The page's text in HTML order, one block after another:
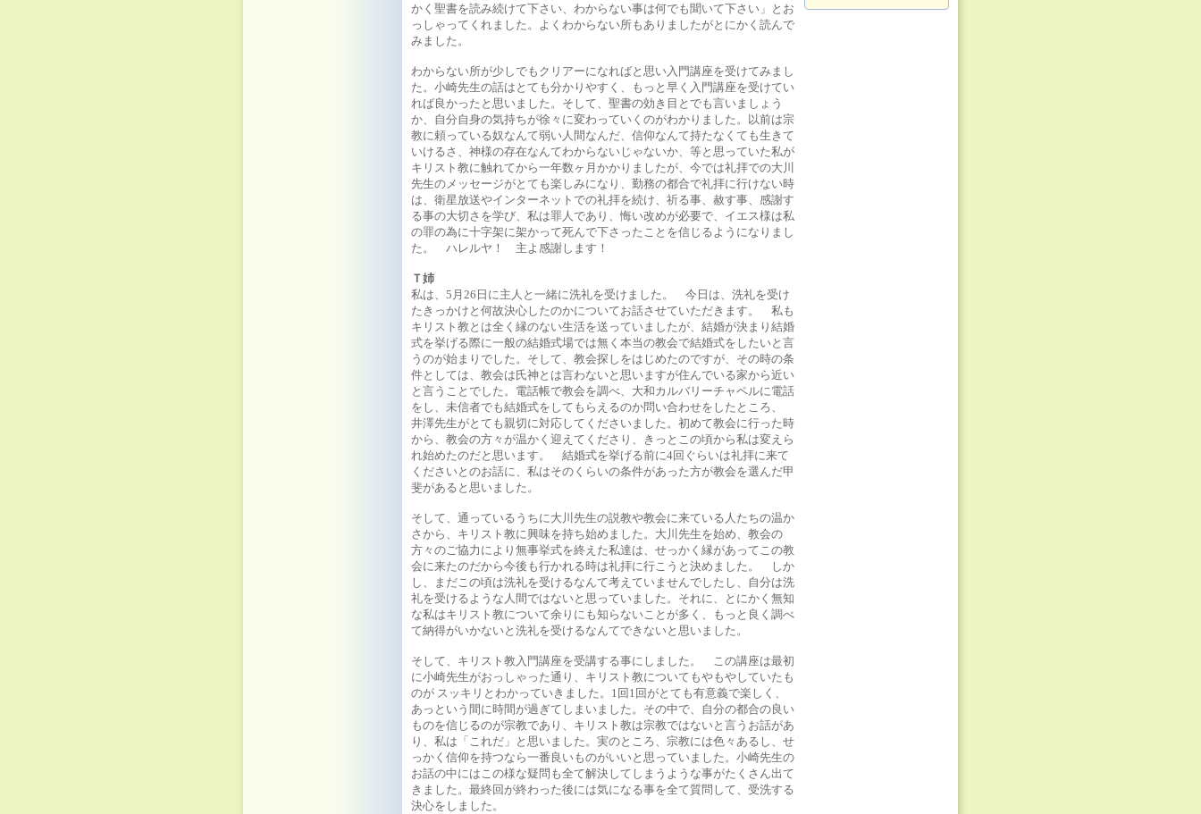
かく聖書を読み続けて下さい、わからない事は何でも聞いて下さい」とお
っしゃってくれました。よくわからない所もありましたがとにかく読んで
みました。
わからない所が少しでもクリアーになればと思い入門講座を受けてみまし
た。小崎先生の話はとても分かりやすく、もっと早く入門講座を受けてい
れば良かったと思いました。そして、聖書の効き目とでも言いましょう
か、自分自身の気持ちが徐々に変わっていくのがわかりました。以前は宗
教に頼っている奴なんて弱い人間なんだ、信仰なんて持たなくても生きて
いけるさ、神様の存在なんてわからないじゃないか、等と思っていた私が
キリスト教に触れてから一年数ヶ月かかりましたが、今では礼拝での大川
先生のメッセージがとても楽しみになり、勤務の都合で礼拝に行けない時
は、衛星放送やインターネットでの礼拝を続け、祈る事、赦す事、感謝す
る事の大切さを学び、私は罪人であり、悔い改めが必要で、イエス様は私
の罪の為に十字架に架かって死んで下さったことを信じるようになりまし
た。 ハレルヤ！ 主よ感謝します！
Ｔ姉
私は、5月26日に主人と一緒に洗礼を受けました。 今日は、洗礼を受け
たきっかけと何故決心したのかについてお話させていただきます。 私も
キリスト教とは全く縁のない生活を送っていましたが、結婚が決まり結婚
式を挙げる際に一般の結婚式場では無く本当の教会で結婚式をしたいと言
うのが始まりでした。そして、教会探しをはじめたのですが、その時の条
件としては、教会は氏神とは言わないと思いますが住んでいる家から近い
と言うことでした。電話帳で教会を調べ、大和カルバリーチャペルに電話
をし、未信者でも結婚式をしてもらえるのか問い合わせをしたところ、
井澤先生がとても親切に対応してくださいました。初めて教会に行った時
から、教会の方々が温かく迎えてくださり、きっとこの頃から私は変えら
れ始めたのだと思います。 結婚式を挙げる前に4回ぐらいは礼拝に来て
くださいとのお話に、私はそのくらいの条件があった方が教会を選んだ甲
斐があると思いました。
そして、通っているうちに大川先生の説教や教会に来ている人たちの温か
さから、キリスト教に興味を持ち始めました。大川先生を始め、教会の
方々のご協力により無事挙式を終えた私達は、せっかく縁があってこの教
会に来たのだから今後も行かれる時は礼拝に行こうと決めました。 しか
し、まだこの頃は洗礼を受けるなんて考えていませんでしたし、自分は洗
礼を受けるような人間ではないと思っていました。それに、とにかく無知
な私はキリスト教について余りにも知らないことが多く、もっと良く調べ
て納得がいかないと洗礼を受けるなんてできないと思いました。
そして、キリスト教入門講座を受講する事にしました。 この講座は最初
に小崎先生がおっしゃった通り、キリスト教についてもやもやしていたも
のが スッキリとわかっていきました。1回1回がとても有意義で楽しく、
あっという間に時間が過ぎてしまいました。その中で、自分の都合の良い
ものを信じるのが宗教であり、キリスト教は宗教ではないと言うお話があ
り、私は「これだ」と思いました。実のところ、宗教には色々あるし、せ
っかく信仰を持つなら一番良いものがいいと思っていました。小崎先生の
お話の中にはこの様な疑問も全て解決してしまうような事がたくさん出て
きました。最終回が終わった後には気になる事を全て質問して、受洗する
決心をしました。